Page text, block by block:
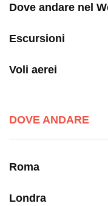
Dove andare nel
Escursioni
Voli aerei
DOVE ANDARE
Roma
Londra